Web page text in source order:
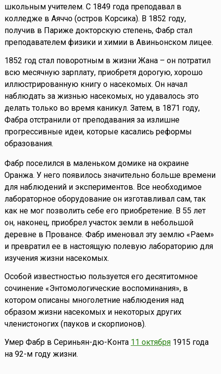
школьным учителем. С 1849 года преподавал в
колледже в Аяччо (остров Корсика). В 1852 году,
получив в Париже докторскую степень, Фабр стал
преподавателем физики и химии в Авиньонском лицее.
1852 год стал поворотным в жизни Жана – он потратил
всю месячную зарплату, приобретя дорогую, хорошо
иллюстрированную книгу о насекомых. Он начал
наблюдать за жизнью насекомых, но удавалось это
делать только во время каникул. Затем, в 1871 году,
Фабра отстранили от преподавания за излишне
прогрессивные идеи, которые касались реформы
образования.
Фабр поселился в маленьком домике на окраине
Оранжа. У него появилось значительно больше времени
для наблюдений и экспериментов. Все необходимое
лабораторное оборудование он изготавливал сам, так
как не мог позволить себе его приобретение. В 55 лет
он, наконец, приобрел участок земли в небольшой
деревне в Провансе. Фабр именовал эту землю «Раем»
и превратил ее в настоящую полевую лабораторию для
изучения жизни насекомых.
Особой известностью пользуется его десятитомное
сочинение «Энтомологические воспоминания», в
котором описаны многолетние наблюдения над
образом жизни насекомых и некоторых других
членистоногих (пауков и скорпионов).
Умер Фабр в Сериньян-дю-Конта 11 октября1915 года
на 92-м году жизни.